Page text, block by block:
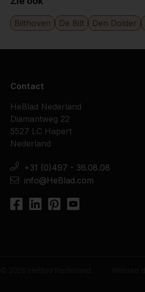
Bilthoven De Bilt Den Dolder
Contact
HeBlad Nederland
Diamantweg 22
5527 LC Hapert
Nederland
+31 (0)497 - 36.08.08
info@HeBlad.com